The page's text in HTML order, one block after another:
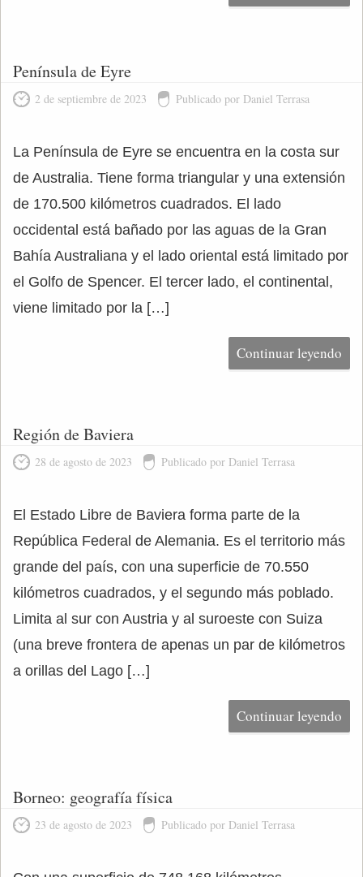
Península de Eyre
2 de septiembre de 2023 Publicado por Daniel Terrasa
La Península de Eyre se encuentra en la costa sur
de Australia. Tiene forma triangular y una extensión
de 170.500 kilómetros cuadrados. El lado
occidental está bañado por las aguas de la Gran
Bahía Australiana y el lado oriental está limitado por
el Golfo de Spencer. El tercer lado, el continental,
viene limitado por la […]
Continuar leyendo
Región de Baviera
28 de agosto de 2023 Publicado por Daniel Terrasa
El Estado Libre de Baviera forma parte de la
República Federal de Alemania. Es el territorio más
grande del país, con una superficie de 70.550
kilómetros cuadrados, y el segundo más poblado.
Limita al sur con Austria y al suroeste con Suiza
(una breve frontera de apenas un par de kilómetros
a orillas del Lago […]
Continuar leyendo
Borneo: geografía física
23 de agosto de 2023 Publicado por Daniel Terrasa